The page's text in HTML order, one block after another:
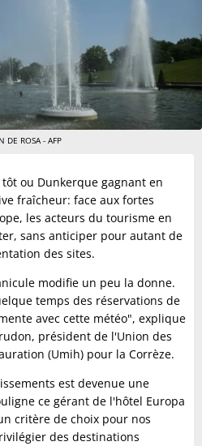
DE ROSA - AFP
ou Dunkerque gagnant en
fraîcheur: face aux fortes
les acteurs du tourisme en
sans anticiper pour autant de
des sites.
modifie un peu la donne.
temps des réservations de
avec cette météo", explique
président de l'Union des
(Umih) pour la Corrèze.
est devenue une
ce gérant de l'hôtel Europa
critère de choix pour nos
des destinations